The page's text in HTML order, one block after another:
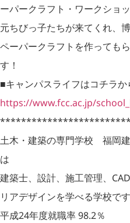
ーパークラフト・ワークショ
元ちびっ子たちが来てくれ、
ペーパークラフトを作っても
す！
■キャンパスライフはコチラか
https://www.fcc.ac.jp/
土木・建築の専門学校 福岡建
は
建築士、設計、施工管理、
リアデザインを学べる学校です
平成24年度就職率 98.2％